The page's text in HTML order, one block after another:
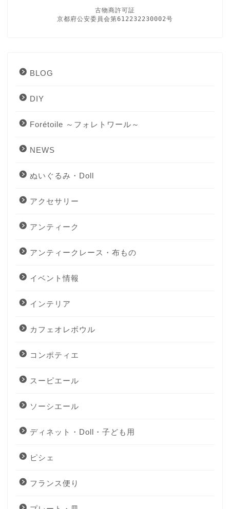
古物商許可証
京都府公安委員会第612232230002号
BLOG
DIY
Forétoile ～フォレトワール～
NEWS
ぬいぐるみ・Doll
アクセサリー
アンティーク
アンティークレース・布もの
イベント情報
インテリア
カフェオレボウル
コンポティエ
スーピエール
ソーシエール
ディネット・Doll・子ども用
ピシェ
フランス便り